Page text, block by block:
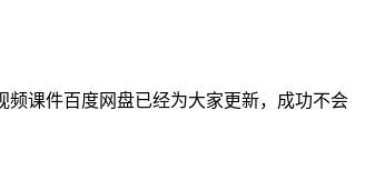
频课件百度网盘已经为大家更新，成功不会